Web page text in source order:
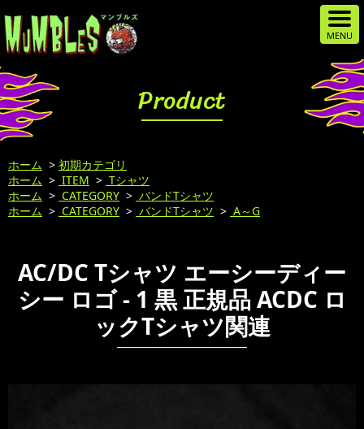
Product
ホーム > 初期カテゴリ
ホーム > ITEM > Tシャツ
ホーム > CATEGORY > バンドTシャツ
ホーム > CATEGORY > バンドTシャツ > A～G
AC/DC Tシャツ エーシーディー
シー ロゴ - 1 黒 正規品 ACDC ロ
ックTシャツ関連